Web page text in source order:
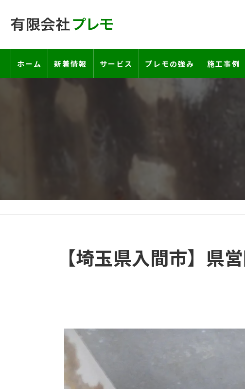
ホーム 新着情報 サービス
工事の流れ―契約書・保証書について―
プレモの強み 施工事例
【埼玉県入間市】県